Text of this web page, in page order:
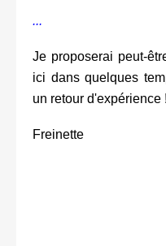
...
Je proposerai peut-
ici dans quelques
un retour d'expérience !
Freinette